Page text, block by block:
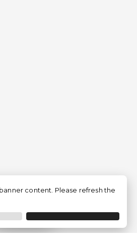
Filtrar
content. Please refresh the